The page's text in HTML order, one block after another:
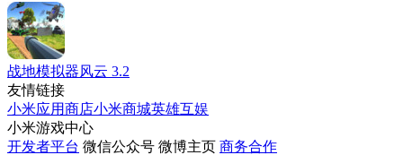
战地模拟器风云 3.2
友情链接
小米应用商店小米商城英雄互娱
小米游戏中心
开发者平台 微信公众号 微博主页 商务合作